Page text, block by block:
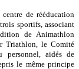
de rééducation
sportifs, associant
de Animathlon
Triathlon, le Comité
personnel, aidés de
le même principe